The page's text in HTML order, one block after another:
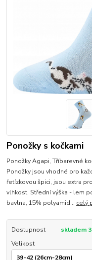
Ponožky s kočkami
Ponožky Agapi, Tříbarevné
Ponožky jsou vhodné pro
řetízkovou špici, jsou extra
vlhkost. Střední výška - lem
bavlna, 15% polyamid... celý
Dostupnost
skladem
Velikost